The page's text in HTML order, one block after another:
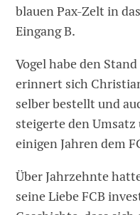
blauen Pax-Zelt in
Eingang B.
Vogel habe den
erinnert sich
selber bestellt und
steigerte den Umsatz
einigen Jahren dem
Über Jahrzehnte
seine Liebe FCB